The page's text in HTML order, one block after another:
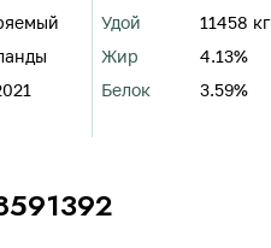
Удой
11458 кг
Жир
4.13%
Белок
3.59%